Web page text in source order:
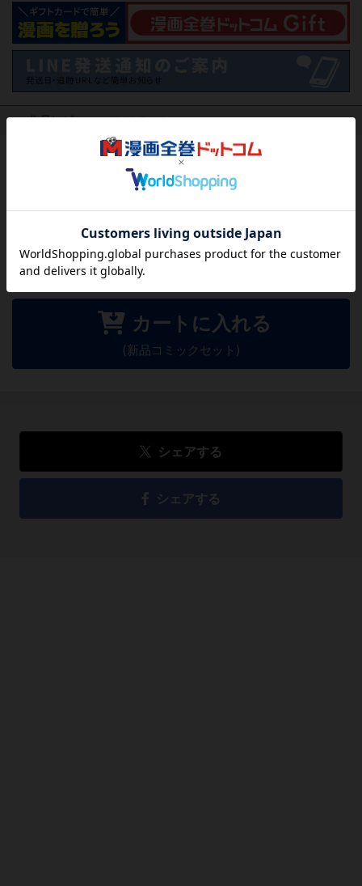
作品レビュー （関連商品を含む）
この作品にはまだレビューがありません。 今後読まれる
方のために感想を共有してもらえませんか？
713
カートに入れる
(新品コミックセット)
シェアする
シェアする